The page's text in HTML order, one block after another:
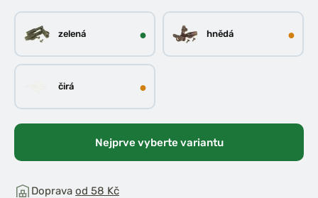
zelená ● hnědá ●
čirá ●
Nejprve vyberte variantu
Doprava od 58 Kč